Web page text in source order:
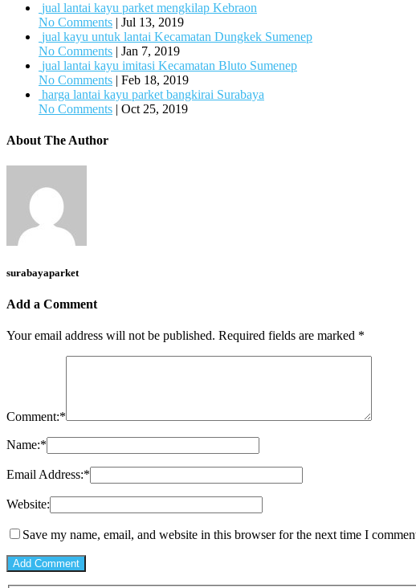
jual lantai kayu parket mengkilap Kebraon
No Comments | Jul 13, 2019
jual kayu untuk lantai Kecamatan Dungkek Sumenep
No Comments | Jan 7, 2019
jual lantai kayu imitasi Kecamatan Bluto Sumenep
No Comments | Feb 18, 2019
harga lantai kayu parket bangkirai Surabaya
No Comments | Oct 25, 2019
About The Author
surabayaparket
Add a Comment
Your email address will not be published. Required fields are marked *
Comment:*
Name:*
Email Address:*
Website:
Save my name, email, and website in this browser for the next time I